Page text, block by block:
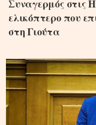
Συναγερμός στις
ελικόπτερο που
στη Γιούτα